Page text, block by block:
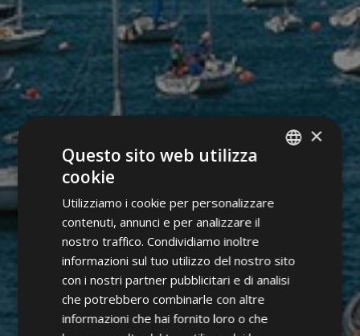
GERMAN
×
Questo sito web utilizza
cookie
Utilizziamo i cookie per personalizzare
contenuti, annunci e per analizzare il
nostro traffico. Condividiamo inoltre
informazioni sul tuo utilizzo del nostro sito
con i nostri partner pubblicitari e di analisi
che potrebbero combinarle con altre
informazioni che hai fornito loro o che